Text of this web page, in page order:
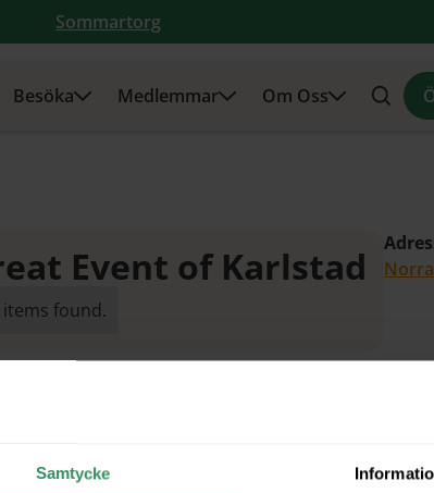
Samtycke
Sommartorg
Besöka Medlemmar Om Oss
Search
Event of Karlstad
items found.